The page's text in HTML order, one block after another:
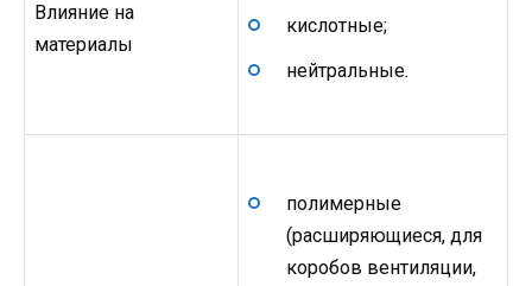
Влияние на
материалы
кислотные;
нейтральные.
полимерные
(расширяющиеся, для
коробов вентиляции,